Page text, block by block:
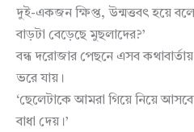
দুই-একজন ক্ষিপ্ত, উন্মত্তবৎ হয়ে
বাড়টা বেড়েছে মুছলাদের?’
বন্ধ দরোজার পেছনে এসব
ভরে যায়।
‘ছেলেটাকে আমরা গিয়ে নিয়ে
বাধা দেয়।’